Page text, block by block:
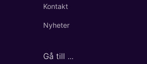
Kontakt
Nyheter
Gå till ...